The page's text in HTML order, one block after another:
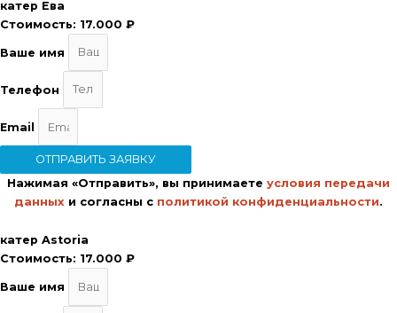
катер Ева
Стоимость: 17.000 ₽
Ваше имя
Телефон
Email
ОТПРАВИТЬ ЗАЯВКУ
Нажимая «Отправить», вы принимаете условия передачи
данных и согласны с политикой конфиденциальности.
катер Astoria
Стоимость: 17.000 ₽
Ваше имя